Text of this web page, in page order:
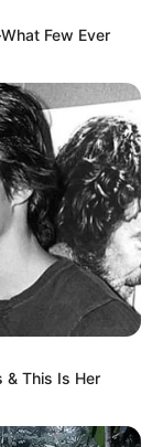
Few Ever
& This Is Her